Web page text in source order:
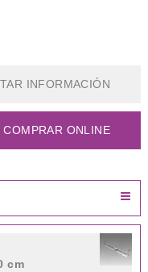
INFORMACIÓN
COMPRAR ONLINE
cm